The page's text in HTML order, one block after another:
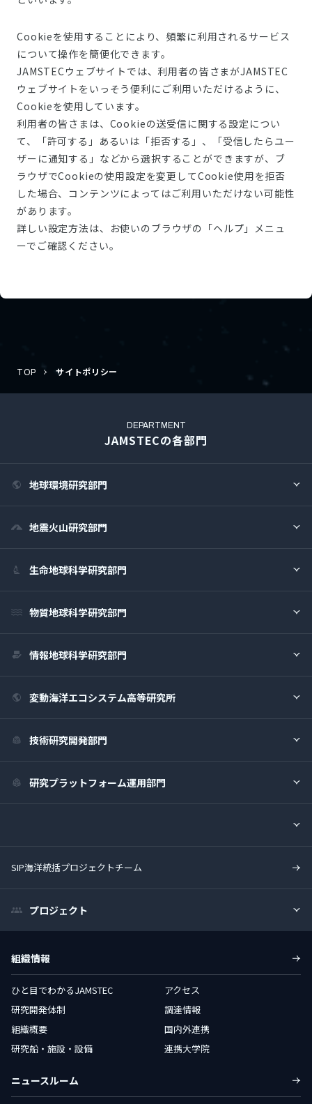
Cookieを使用することにより、頻繁に利用されるサービス
について操作を簡便化できます。
JAMSTECウェブサイトでは、利用者の皆さまがJAMSTEC
ウェブサイトをいっそう便利にご利用いただけるように、
Cookieを使用しています。
利用者の皆さまは、Cookieの送受信に関する設定につい
て、「許可する」あるいは「拒否する」、「受信したらユー
ザーに通知する」などから選択することができますが、ブ
ラウザでCookieの使用設定を変更してCookie使用を拒否
した場合、コンテンツによってはご利用いただけない可能性
があります。
詳しい設定方法は、お使いのブラウザの「ヘルプ」メニュ
ーでご確認ください。
TOP サイトポリシー